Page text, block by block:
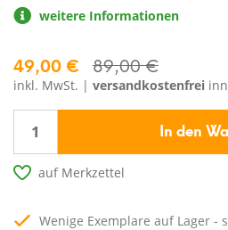
weitere Informationen
49,00 € 89,00 €
inkl. MwSt. | versandkostenfrei
In den
auf Merkzettel
Wenige Exemplare auf Lager